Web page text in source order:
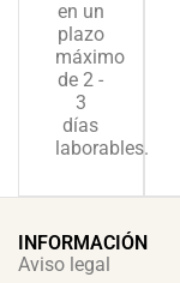
en un
plazo
máximo
de 2 -
3
días
laborables.
INFORMACIÓN
Aviso legal